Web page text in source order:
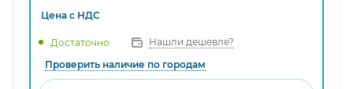
Цена с НДС
Достаточно
Нашли дешевле?
Проверить наличие по городам